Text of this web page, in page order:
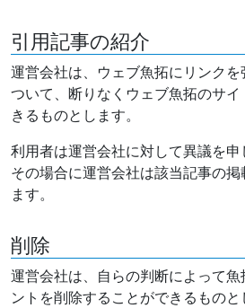
引用記事の紹介
運営会社は、ウェブ魚拓にリンク
ついて、断りなくウェブ魚拓のサ
きるものとします。
利用者は運営会社に対して異議を申
その場合に運営会社は該当記事の
ます。
削除
運営会社は、自らの判断によって魚
ントを削除することができるものと